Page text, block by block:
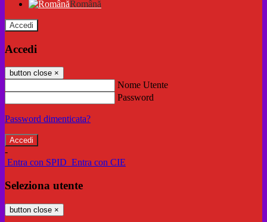
Română
Accedi
Accedi
button close ×
Nome Utente
Password
Password dimenticata?
-
Entra con SPID Entra con CIE
Seleziona utente
button close ×